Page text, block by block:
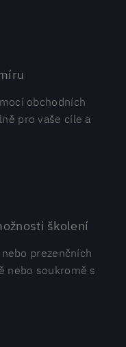
obchodních
pro vaše cíle a
školení
prezenčních
nebo soukromě s